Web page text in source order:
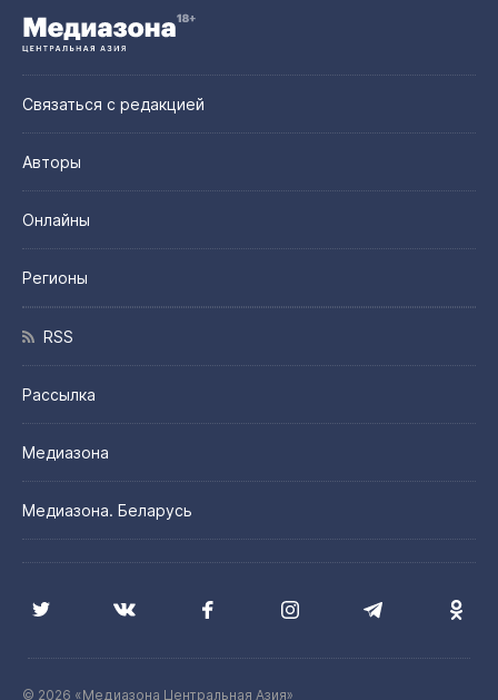
Связаться с редакцией
Авторы
Онлайны
Регионы
RSS
Рассылка
Медиазона
Медиазона. Беларусь
© 2026 «Медиазона Центральная Азия»